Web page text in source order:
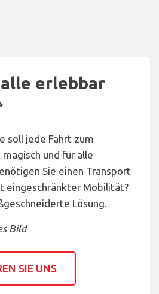
erlebbar
soll jede Fahrt zum
und für alle
Sie einen Transport
eingeschränkter Mobilität?
Lösung.
Bild
SIE UNS